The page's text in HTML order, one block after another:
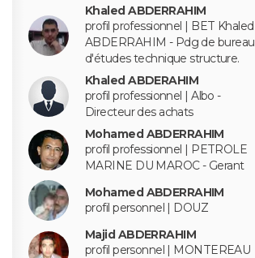
Khaled ABDERRAHIM
profil professionnel | BET Khaled
ABDERRAHIM - Pdg de bureau
d'études technique structure.
Khaled ABDERAHIM
profil professionnel | Albo -
Directeur des achats
Mohamed ABDERRAHIM
profil professionnel | PETROLE
MARINE DU MAROC - Gerant
Mohamed ABDERRAHIM
profil personnel | DOUZ
Majid ABDERRAHIM
profil personnel | MONTEREAU